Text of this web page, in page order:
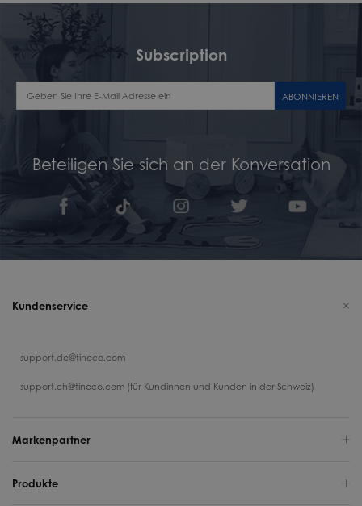
Subscription
ABONNIEREN
Beteiligen Sie sich an der Konversation
Kundenservice
support.de@tineco.com
support.ch@tineco.com (für Kundinnen und Kunden in der Schweiz)
Markenpartner
Produkte